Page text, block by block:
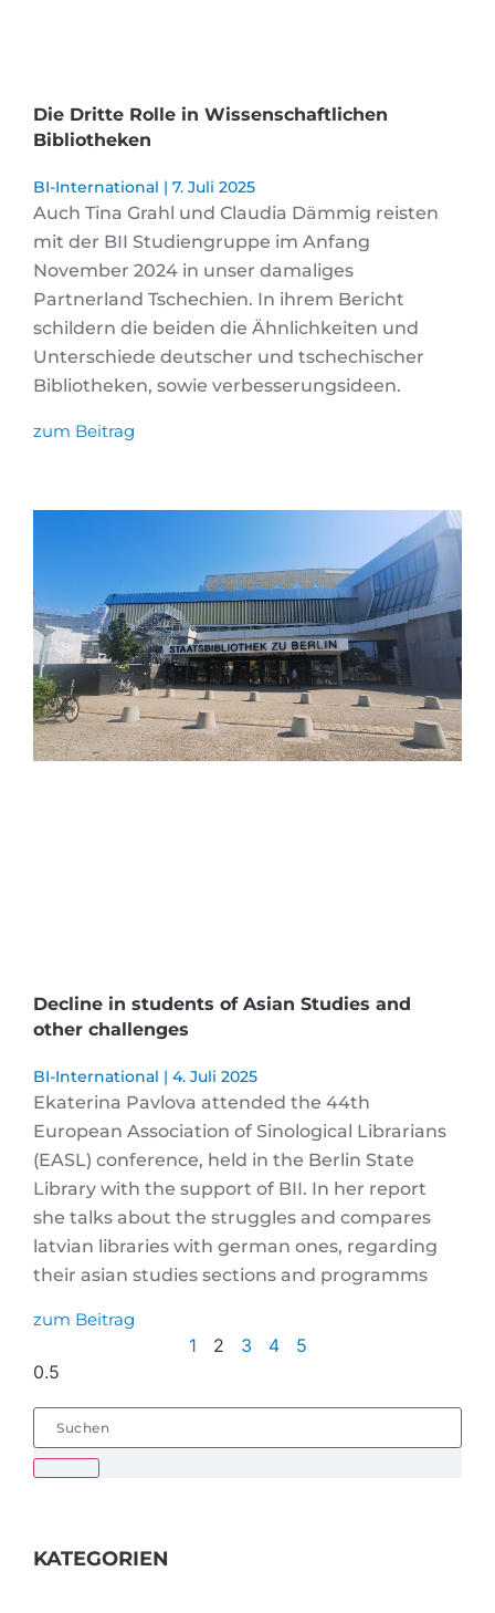
Die Dritte Rolle in Wissenschaftlichen
Bibliotheken
BI-International 7. Juli 2025
Auch Tina Grahl und Claudia Dämmig reisten
mit der BII Studiengruppe im Anfang
November 2024 in unser damaliges
Partnerland Tschechien. In ihrem Bericht
schildern die beiden die Ähnlichkeiten und
Unterschiede deutscher und tschechischer
Bibliotheken, sowie verbesserungsideen.
zum Beitrag
Decline in students of Asian Studies and
other challenges
BI-International 4. Juli 2025
Ekaterina Pavlova attended the 44th
European Association of Sinological Librarians
(EASL) conference, held in the Berlin State
Library with the support of BII. In her report
she talks about the struggles and compares
latvian libraries with german ones, regarding
their asian studies sections and programms
zum Beitrag
1 2 3 4 5
KATEGORIEN